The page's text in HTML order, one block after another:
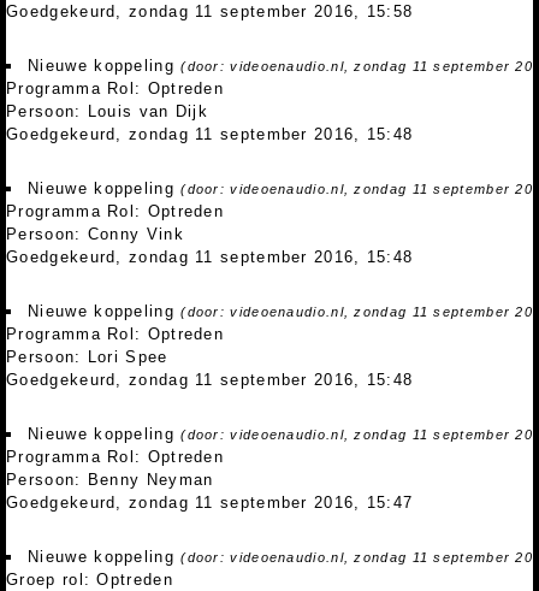
Goedgekeurd, zondag 11 september 2016, 15:58
Nieuwe koppeling(door: videoenaudio.nl, zondag 11 september
Programma Rol: Optreden
Persoon: Louis van Dijk
Goedgekeurd, zondag 11 september 2016, 15:48
Nieuwe koppeling(door: videoenaudio.nl, zondag 11 september
Programma Rol: Optreden
Persoon: Conny Vink
Goedgekeurd, zondag 11 september 2016, 15:48
Nieuwe koppeling(door: videoenaudio.nl, zondag 11 september
Programma Rol: Optreden
Persoon: Lori Spee
Goedgekeurd, zondag 11 september 2016, 15:48
Nieuwe koppeling(door: videoenaudio.nl, zondag 11 september
Programma Rol: Optreden
Persoon: Benny Neyman
Goedgekeurd, zondag 11 september 2016, 15:47
Nieuwe koppeling(door: videoenaudio.nl, zondag 11 september
Groep rol: Optreden